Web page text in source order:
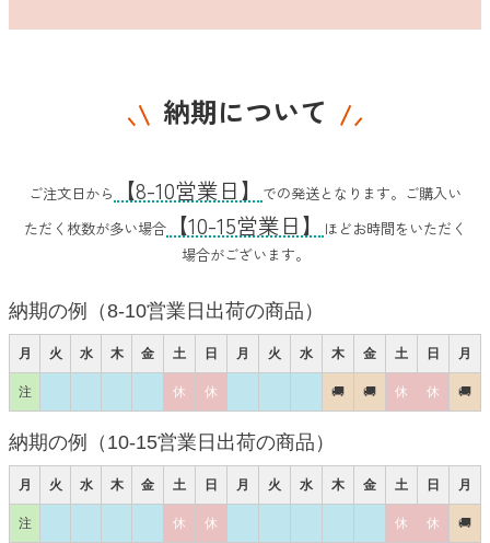
納期について
ご注文日から 【8-10営業日】
での発送となります。ご購入い
ただく枚数が多い場合
【10-15営業日】
ほどお時間をいただく
場合がございます。
納期の例（8-10営業日出荷の商品）
月 火 水 木 金 土 日 月 火 水 木 金 土 日 月
注 休 休 🚚 🚚 休 休 🚚
納期の例（10-15営業日出荷の商品）
月 火 水 木 金 土 日 月 火 水 木 金 土 日 月
注 休 休 休 休 🚚